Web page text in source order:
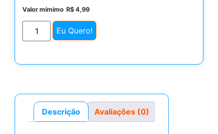
Valor mímimo R$ 4,99
Eu Quero!
Descrição Avaliações (0)